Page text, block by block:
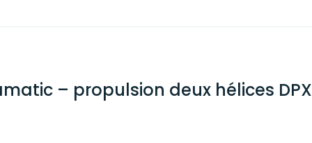
– propulsion deux hélices